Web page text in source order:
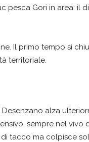
pesca Gori in area: il
Il primo tempo si
territoriale.
alza
sempre nel vivo
tacco ma colpisce